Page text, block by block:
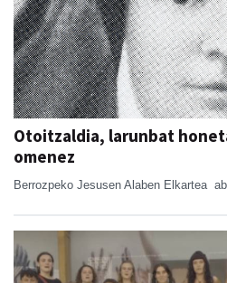
Otoitzaldia, larunbat
omenez
Berrozpeko Jesusen Alaben Elkartea